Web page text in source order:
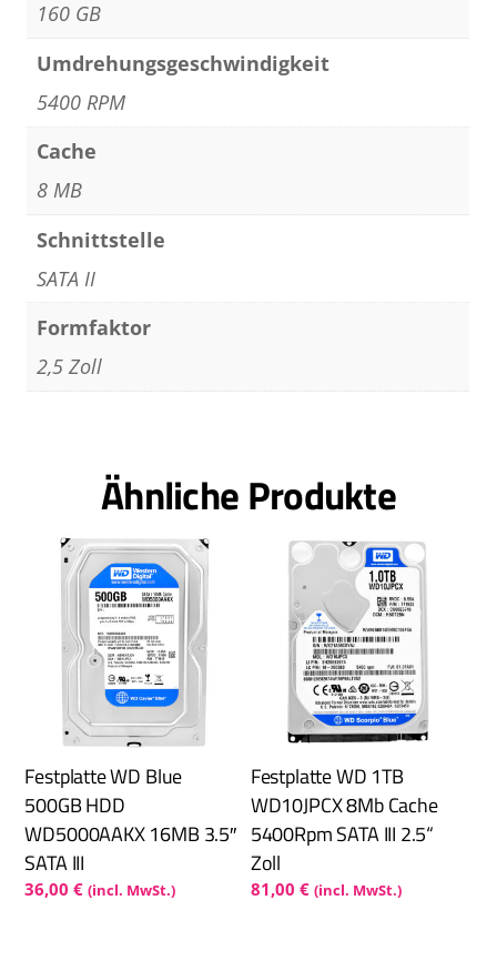
160 GB
Umdrehungsgeschwindigkeit
5400 RPM
Cache
8 MB
Schnittstelle
SATA II
Formfaktor
2,5 Zoll
Ähnliche Produkte
Festplatte WD Blue
500GB HDD
WD5000AAKX 16MB 3.5″
SATA III
36,00€ (incl. MwSt.)
Festplatte WD 1TB
WD10JPCX 8Mb Cache
5400Rpm SATA III 2.5“
Zoll
81,00 € (incl. MwSt.)